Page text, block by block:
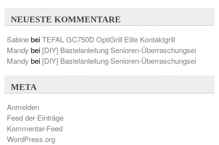
NEUESTE KOMMENTARE
SabinebeiTEFAL GC750D OptiGrill Elite Kontaktgrill
Mandy bei [DIY] Bastelanleitung Senioren-Überraschungsei
Mandy bei [DIY] Bastelanleitung Senioren-Überraschungsei
META
Anmelden
Feed der Einträge
Kommentar-Feed
WordPress.org